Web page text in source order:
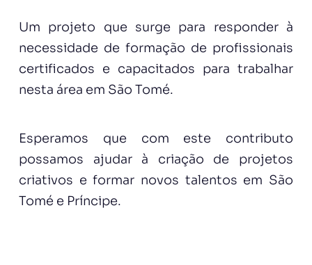
Um projeto que surge para responder à
necessidade de formação de profissionais
certificados e capacitados para trabalhar
nesta área em São Tomé.
Esperamos que com este contributo
possamos ajudar à criação de projetos
criativos e formar novos talentos em São
Tomé e Príncipe.